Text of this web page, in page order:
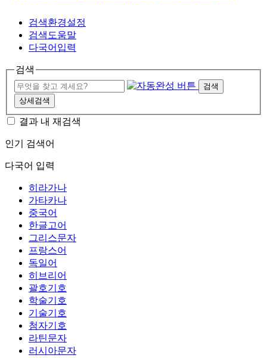
검색환경설정
검색도움말
다국어입력
검색
검색
상세검색
결과 내 재검색
인기 검색어
다국어 입력
히라가나
가타카나
중국어
한글고어
그리스문자
프랑스어
독일어
히브리어
괄호기호
학술기호
기술기호
첨자기호
라틴문자
러시아문자